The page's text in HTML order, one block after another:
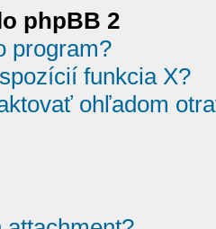
phpBB 2
program?
funkcia X?
ohľadom